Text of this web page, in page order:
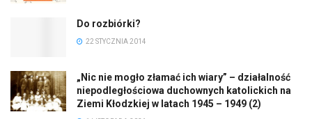
Do rozbiórki?
22 STYCZNIA 2014
„Nic nie mogło złamać ich wiary” – działalność
niepodległościowa duchownych katolickich na
Ziemi Kłodzkiej w latach 1945 – 1949 (2)